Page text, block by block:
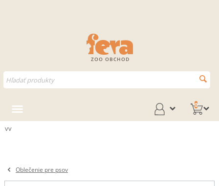
ZOO OBCHOD
0
vv
Oblečenie pre psov